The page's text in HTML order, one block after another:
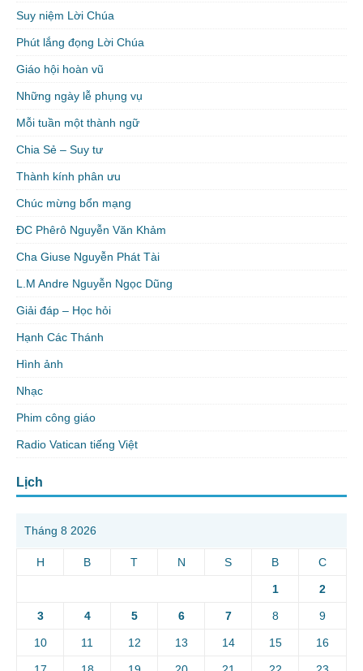
Suy niệm Lời Chúa
Phút lắng đọng Lời Chúa
Giáo hội hoàn vũ
Những ngày lễ phụng vụ
Mỗi tuần một thành ngữ
Chia Sẻ – Suy tư
Thành kính phân ưu
Chúc mừng bổn mạng
ĐC Phêrô Nguyễn Văn Khảm
Cha Giuse Nguyễn Phát Tài
L.M Andre Nguyễn Ngọc Dũng
Giải đáp – Học hỏi
Hạnh Các Thánh
Hình ảnh
Nhạc
Phim công giáo
Radio Vatican tiếng Việt
Lịch
Tháng 8 2026
H B T N S B C
1 2
3 4 5 6 7 8 9
10 11 12 13 14 15 16